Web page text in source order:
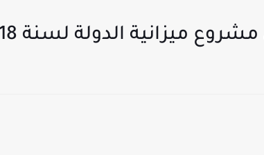
ميزانية الدولة لسنة 2018